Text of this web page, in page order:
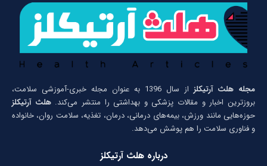
مجله هلث آرتیکلز
از سال 1396 به عنوان مجله خبری-آموزشی سلامت،
بروزترین اخبار و مقالات پزشکی و بهداشتی را منتشر می‌کند.هلث آرتیکلز
حوزه‌هایی مانند ورزش، بیمه‌های درمانی، درمان، تغذیه، سلامت روان، خانواده
و فناوری سلامت را هم پوشش می‌دهد.
درباره هلث آرتیکلز